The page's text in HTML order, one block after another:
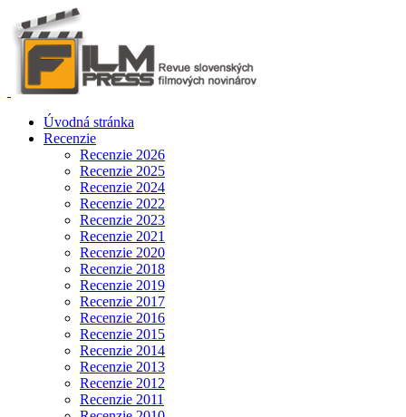
Úvodná stránka
Recenzie
Recenzie 2026
Recenzie 2025
Recenzie 2024
Recenzie 2022
Recenzie 2023
Recenzie 2021
Recenzie 2020
Recenzie 2018
Recenzie 2019
Recenzie 2017
Recenzie 2016
Recenzie 2015
Recenzie 2014
Recenzie 2013
Recenzie 2012
Recenzie 2011